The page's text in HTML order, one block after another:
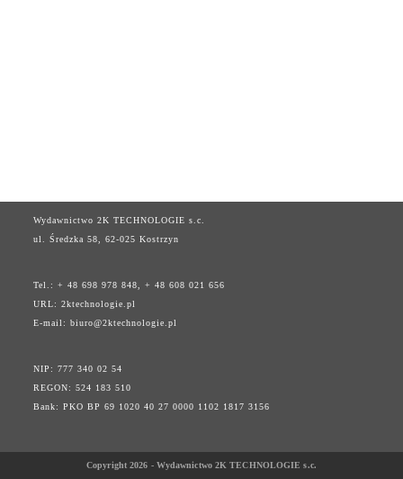
Wydawnictwo 2K TECHNOLOGIE s.c.
ul. Średzka 58, 62-025 Kostrzyn
Tel.: + 48 698 978 848, + 48 608 021 656
URL:2ktechnologie.pl
E-mail:biuro@2ktechnologie.pl
NIP: 777 340 02 54
REGON: 524 183 510
Bank: PKO BP 69 1020 40 27 0000 1102 1817 3156
Copyright 2026 - Wydawnictwo 2K TECHNOLOGIE s.c.